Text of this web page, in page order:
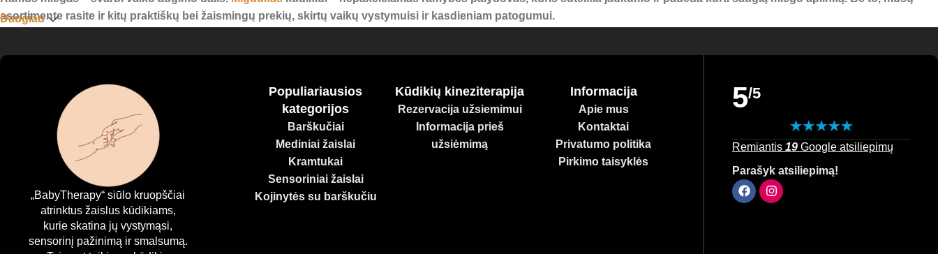
asortimente rasite ir kitų praktiškų bei žaismingų prekių, skirtų vaikų vystymuisi ir kasdieniam patogumui.
Daugiau
„BabyTherapy“ siūlo kruopščiai
atrinktus žaislus kūdikiams,
kurie skatina jų vystymąsi,
sensorinį pažinimą ir smalsumą.
Populiariausios
kategorijos
Barškučiai
Mediniai žaislai
Kramtukai
Sensoriniai žaislai
Kojinytės su barškučiu
Kūdikių kineziterapija
Rezervacija užsiemimui
Informacija prieš
užsiėmimą
Informacija
Apie mus
Kontaktai
Privatumo politika
Pirkimo taisyklės
5/5
Remiantis 19 Google atsiliepimų
Parašyk atsiliepimą!